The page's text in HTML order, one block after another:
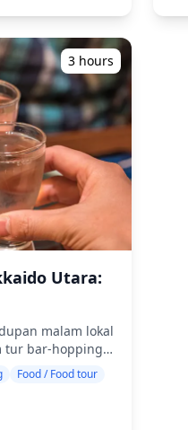
orang. ・Anak-
dewasa. ・
peserta berusia
legal di Jepang).
disiapkan di
Travel, jadi
bebas
diet.
– Makanan
Muroran (sate
dengan
ringan yang
Higashi-
sapi wagyu,
dengan
di seluruh
air
menikmati
kelas B
malam di
Anda dapat
dan
yang tidak
besar
・Tur kelompok
yang intim dan
lokal Sapporo,
dan makanan
daerah
Anda ・Rasakan
semarak,
dari 3 tempat
hidangan
Kunjungi 3
izakaya,
lokal
dan
transportasi ・
yang tidak
3 hours
Utara:
malam lokal
tur bar-hopping
Rishiri, dan
bar pilihan untuk
seperti
yang terkenal
Food / Food tour